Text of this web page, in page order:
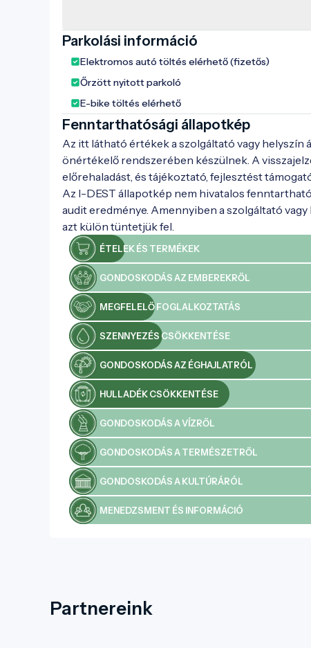
Parkolási információ
Elektromos autó töltés elérhető (fizetős)
Őrzött nyitott parkoló
E-bike töltés elérhető
Fenntarthatósági állapotkép
Az itt látható értékek a szolgáltató vagy helyszín
önértékelő rendszerében készülnek. A
előrehaladást, és tájékoztató, fejlesztést
Az I-DEST állapotkép nem hivatalos
audit eredménye. Amennyiben a szolgáltató
azt külön tüntetjük fel.
ÉTELEK ÉS TERMÉKEK
GONDOSKODÁS AZ EMBEREKRŐL
MEGFELELŐ FOGLALKOZTATÁS
SZENNYEZÉS CSÖKKENTÉSE
GONDOSKODÁS AZ ÉGHAJLATRÓL
HULLADÉK CSÖKKENTÉSE
GONDOSKODÁS A VÍZRŐL
GONDOSKODÁS A TERMÉSZETRŐL
GONDOSKODÁS A KULTÚRÁRÓL
MENEDZSMENT ÉS INFORMÁCIÓ
Partnereink